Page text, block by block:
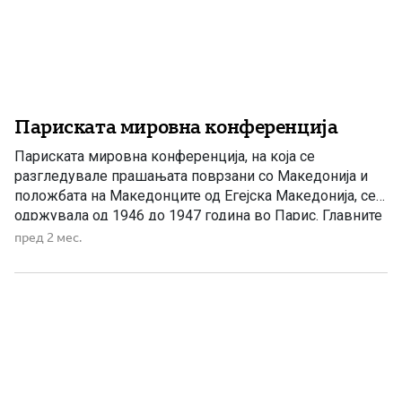
Париската мировна конференција
Париската мировна конференција, на која се
разгледувале прашањата поврзани со Македонија и
положбата на Македонците од Егејска Македонија, се
одржувала од 1946 до 1947 година во Парис. Главните
седници започнале на 29 јули 1946 година, а
нацистичка Германија биле потпишани на 10 февруари
пред 2 мес.